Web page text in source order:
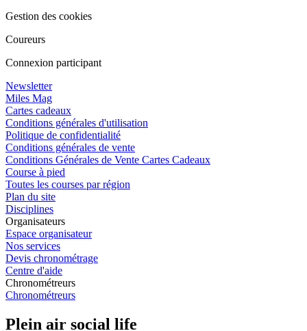
Gestion des cookies
Coureurs
Connexion participant
Newsletter
Miles Mag
Cartes cadeaux
Conditions générales d'utilisation
Politique de confidentialité
Conditions générales de vente
Conditions Générales de Vente Cartes Cadeaux
Course à pied
Toutes les courses par région
Plan du site
Disciplines
Organisateurs
Espace organisateur
Nos services
Devis chronométrage
Centre d'aide
Chronométreurs
Chronométreurs
Plein air social life